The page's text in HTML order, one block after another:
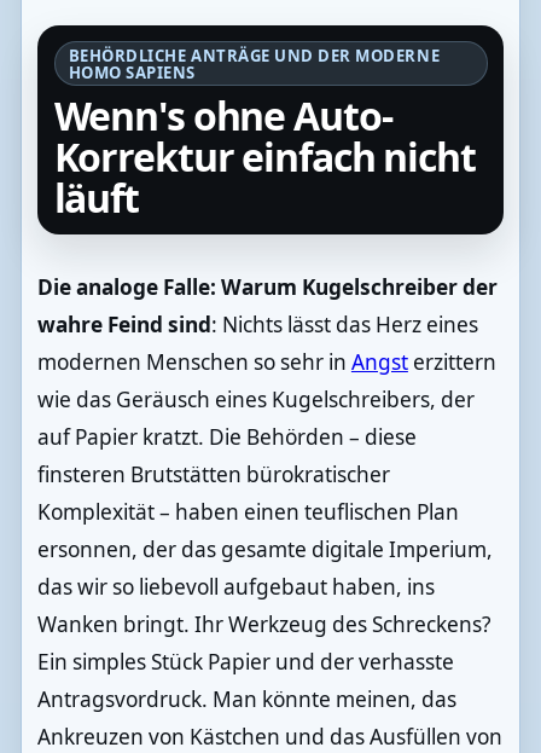
BEHÖRDLICHE ANTRÄGE UND DER MODERNE
HOMO SAPIENS
Wenn's ohne Auto-
Korrektur einfach nicht
läuft
Die analoge Falle: Warum Kugelschreiber der
wahre Feind sind: Nichts lässt das Herz eines
modernen Menschen so sehr in Angsterzittern
wie das Geräusch eines Kugelschreibers, der
auf Papier kratzt. Die Behörden – diese
finsteren Brutstätten bürokratischer
Komplexität – haben einen teuflischen Plan
ersonnen, der das gesamte digitale Imperium,
das wir so liebevoll aufgebaut haben, ins
Wanken bringt. Ihr Werkzeug des Schreckens?
Ein simples Stück Papier und der verhasste
Antragsvordruck. Man könnte meinen, das
Ankreuzen von Kästchen und das Ausfüllen von